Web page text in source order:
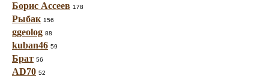
Борис Ассеев 178
Рыбак 156
ggeolog 88
kuban46 59
Брат 56
AD70 52